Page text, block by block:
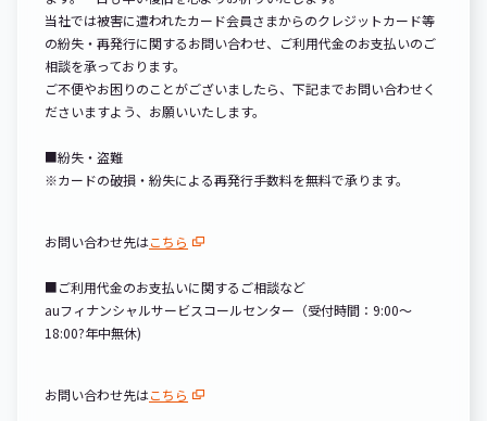
当社では被害に遭われたカード会員さまからのクレジットカード等
の紛失・再発行に関するお問い合わせ、ご利用代金のお支払いのご
相談を承っております。
ご不便やお困りのことがございましたら、下記までお問い合わせく
ださいますよう、お願いいたします。
■紛失・盗難
※カードの破損・紛失による再発行手数料を無料で承ります。
お問い合わせ先はこちら
■ご利用代金のお支払いに関するご相談など
auフィナンシャルサービスコールセンター（受付時間： 9:00〜
18:00?年中無休)
お問い合わせ先はこちら